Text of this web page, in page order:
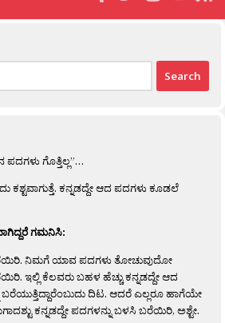
ಪದಗಳು ಗೊತ್ತಿಲ್ಲ”…
ಕನ್ನಡದ್ದೇ ಆದ ಪದಗಳು ಕೂಡಲೆ
ಗಮನಿಸಿ:
ನಿಮಗೆ ಯಾವ ಪದಗಳು ತೋಚುವುದೋ
ಇಲ್ಲಿ ಕೆಲವರು ಬಹಳ ಹೆಚ್ಚು ಕನ್ನಡದ್ದೇ ಆದ
ದಿಟ. ಆದರೆ ಎಲ್ಲರೂ ಹಾಗೆಯೇ
ಕನ್ನಡದ್ದೇ ಪದಗಳನ್ನು ಬಳಸಿ ಬರೆಯಿರಿ, ಅಶ್ಟೇ.